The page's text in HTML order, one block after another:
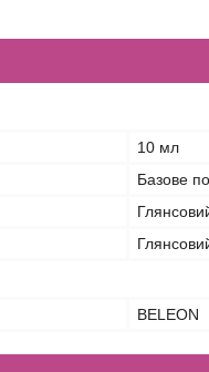
10 мл
Базове
BELEON